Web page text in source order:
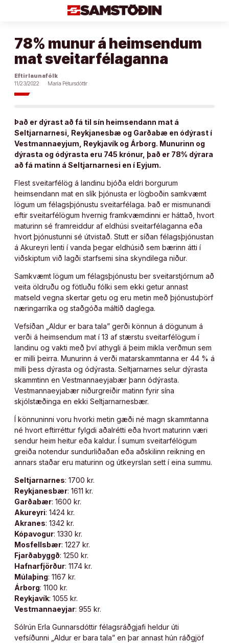
78% munur á heimsendum
mat sveitarfélaganna
Eftirlaunafólk
11/23/2022
María Pétursdóttir
Það er dýrast að fá til sín heimsendann mat á
Seltjarnarnesi, Reykjanesbæ og Garðabæ en ódýrast í
Vestmannaeyjum, Reykjavík og Árborg. Munurinn og
dýrasta og ódýrasta eru 745 krónur, það er 78% dýrara
að fá matinn á Seltjarnarnesi en í Eyjum.
Flest sveitarfélög á landinu bjóða eldri borgurum
heimsendann mat en slík þjónusta er lögboðin samkvæmt
lögum um félagsþjónustu sveitarfélaga. Það er mismunandi
eftir sveitarfélögum hvernig framkvæmdinni er háttað, hvort
maturinn sé framreiddur af eldhúsi sveitarfélaganna eða
hvort þjónustunni sé útvistað. Stutt er síðan félagsþjónustan
á Akureyri lenti í vanda þegar eldhúsið sem bærinn átti í
viðskiptum við lagði starfsemi sína skyndilega niður.
Samkvæmt lögum um félagsþjónustu ber sveitarstjórnum að
veita öldruðu og fötluðu fólki sem ekki getur annast
matseld vegna skertar getu og eru metin með þjónustuþörf
næringarríka og staðgóða máltíð daglega.
Vefsíðan „Aldur er bara tala” gerði könnun á dögunum á
verði á heimsendum mat í 13 af stærstu sveitarfélögum í
landinu og vakti með því athygli á þeim mikla verðmun sem
er milli þeirra. Munurinn á verði matarskammtanna er 44 % á
milli þess dýrasta og ódýrasta. Seltjarnarnes selur dýrasta
skammtinn en Vestmannaeyjabær þann ódýrasta.
Vestmannaeyjabær niðurgreiðir matinn fyrir sína
skjólstæðinga en ekki Seltjarnarnesbær.
Í könnuninni voru hvorki metin gæði né magn skammtanna
né hvort eftirréttur fylgdi aðalrétti eða hvort maturinn væri
sendur heim heitur eða kaldur. Í sumum sveitarfélögum
greiða notendur sundurliðaðan eða aðskilinn reikning en
annars staðar eru maturinn og útkeyrslan sett í eina summu.
Seltjarnarnes: 1700 kr.
Reykjanesbær: 1611 kr.
Garðabær: 1600 kr.
Akureyri: 1424 kr.
Akranes: 1342 kr.
Kópavogur: 1330 kr.
Mosfellsbær: 1227 kr.
Fjarðabyggð: 1250 kr.
Hafnarfjörður: 1174 kr.
Múlaþing: 1167 kr.
Árborg: 1100 kr.
Reykjavík: 1055 kr.
Vestmannaeyjar: 955 kr.
Sólrún Erla Gunnarsdóttir félagsráðgjafi heldur úti
vefsíðunni „Aldur er bara tala” en þar annast hún ráðgjöf